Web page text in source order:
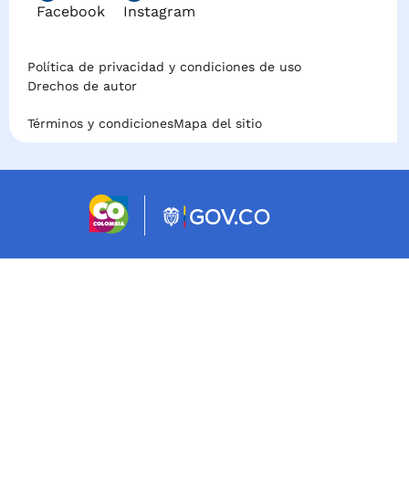
Facebook Instagram
Política de privacidad y condiciones de uso
Drechos de autor
Términos y condicionesMapa del sitio